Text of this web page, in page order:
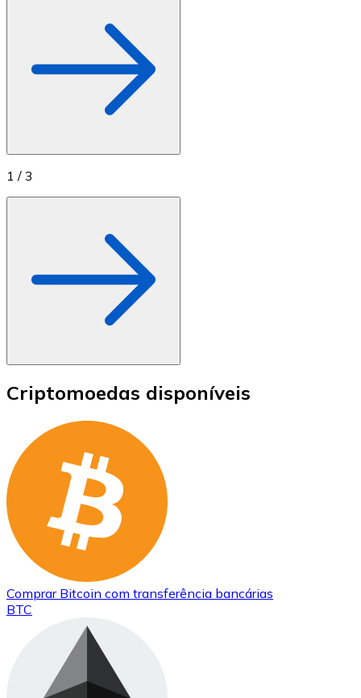
1 / 3
Criptomoedas disponíveis
Comprar Bitcoin com transferência bancárias
BTC